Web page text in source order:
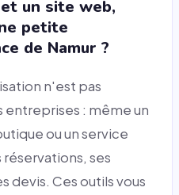
un site web,
petite
de Namur ?
n'est pas
entreprises : même un
ou un service
ses
devis. Ces outils vous